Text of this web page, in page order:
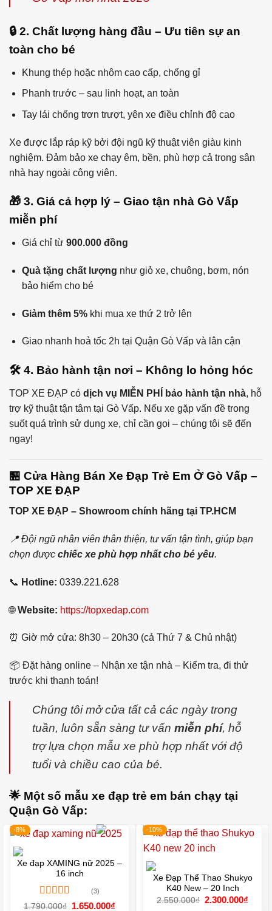
🔒 2. Chất lượng hàng đầu – Ưu tiên sự an
toàn cho bé
Khung thép hoặc nhôm cao cấp, chống gỉ
Phanh trước – sau linh hoạt, an toàn
Tay lái chống trơn trượt, yên xe điều chỉnh độ cao
Xe được lắp ráp kỹ bởi đội ngũ kỹ thuật viên giàu kinh
nghiệm. Đảm bảo xe chạy êm, bền, phù hợp cả trong sân
nhà hay ngoài công viên.
🎁 3. Giá cả hợp lý – Giao tận nhà Gò Vấp
miễn phí
Giá chỉ từ 900.000 đồng
Quà tặng chất lượng như giỏ xe, chuông, bơm, nón
bảo hiểm cho bé
Giảm thêm 5%khi mua xe thứ 2 trở lên
Giao nhanh hoả tốc 2h tại Quận Gò Vấp và lân cận
🛠 4. Bảo hành tận nơi – Không lo hỏng hóc
TOP XE ĐẠP có dịch vụ MIỄN PHÍ bảo hành tận nhà, hỗ
trợ kỹ thuật tận tâm tại Gò Vấp. Nếu xe gặp vấn đề trong
suốt quá trình sử dụng xe, chỉ cần gọi – chúng tôi sẽ đến
ngay!
🏪 Cửa Hàng Bán Xe Đạp Trẻ Em Ở Gò Vấp –
TOP XE ĐẠP
TOP XE ĐẠP – Showroom chính hãng tại TP.HCM
📍 Đội ngũ nhân viên thân thiện, tư vấn tận tình, giúp bạn
chọn được chiếc xe phù hợp nhất cho bé yêu.
📞 Hotline: 0339.221.628
🌐Website: https://topxedap.com
⏰ Giờ mở cửa: 8h30 – 20h30 (cả Thứ 7 & Chủ nhật)
📦 Đặt hàng online – Nhận xe tận nhà – Kiểm tra, đi thử
trước khi thanh toán!
Chúng tôi mở cửa tất cả các ngày trong
tuần, luôn sẵn sàng tư vấn miễn phí, hỗ
trợ lựa chọn mẫu xe phù hợp nhất với độ
tuổi và chiều cao của bé.
🌟 Một số mẫu xe đạp trẻ em bán chạy tại
Quận Gò Vấp:
-8%
Xe đạp XAMING nữ 2025 –
16 inch
Được xếp
(3)
1.790.000₫
Giá
1.650.000₫
-10%
Xe Đạp Thể Thao Shukyo
K40 New – 20 Inch
2.550.000₫ Giá
2.300.000₫